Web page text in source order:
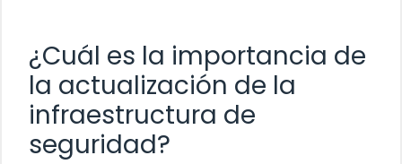
¿Cuál es la importancia de
la actualización de la
infraestructura de
seguridad?